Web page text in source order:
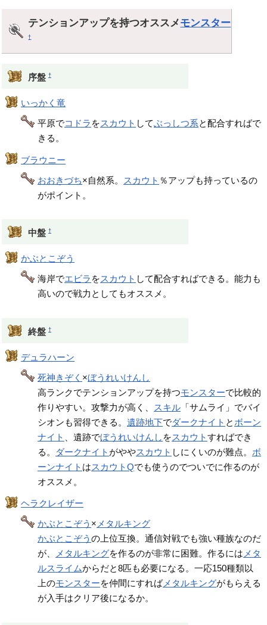
テンションアップを持つオススメモンスター
†
序盤 †
いっかく竜
平原でコドラ をスカウト してぶっしつ系と配合すればで
きる。
ブラウニー
おおきづち×自然系。 スカウト ％アップも持っているの
がポイント。
中盤 †
かぶとこぞう
海岸でエビラ をスカウト して配合すればできる。能力も
高いので戦力としてもオススメ。
終盤 †
デュラハーン
死神きぞく ×ぼうれいけんし
高ランクでテンションアップを持つモンスターで比較的
作りやすい。攻撃力が高く、
スキル 「サムライ」でバイ
シオンも習得できる。遺跡地下でダークナイト と ボーン
ナイト
、遺跡でぼうれいけんし をスカウトすればでき
る。
ダークナイト がややスカウト しにくいのが難点。 ボ
ーンナイト はスカウトQでも使うのでついでに作るのが
オススメ。
ヘラクレイザー
かぶとこぞう ×メタルキング
かぶとこぞうの上位互換。通信対戦でも強い種族なのだ
が、
メタルキングを作るのが非常に困難。作るにはメタ
ルスライムからだと8匹も必要になる。一応150種類以
上のモンスターを仲間にすればメタルキングがもらえる
が入手はクリア後になるか。